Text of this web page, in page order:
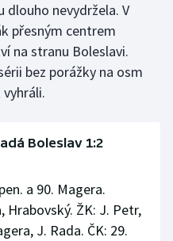
dlouho nevydržela. V
přesným centrem
na stranu Boleslavi.
bez porážky na osm
Boleslav 1:2
a 90. Magera.
Hrabovský. ŽK: J. Petr,
J. Rada. ČK: 29.